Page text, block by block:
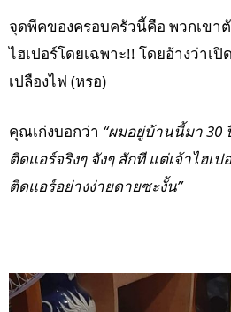
จุดพีคของครอบครัวนี้คือ พวกเขา
ไฮเปอร์โดยเฉพาะ!! โดยอ้างว่าเ
เปลืองไฟ (หรอ)
คุณเก่งบอกว่า “ผมอยู่บ้านนี้มา 30
ติดแอร์จริงๆ จังๆ สักที แต่เจ้าไฮเ
ติดแอร์อย่างง่ายดายซะงั้น”